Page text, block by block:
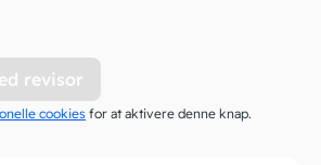
revisor
cookies for at aktivere denne knap.